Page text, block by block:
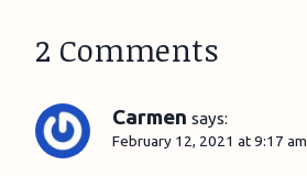
2 Comments
Carmen says:
February 12, 2021 at 9:17 am